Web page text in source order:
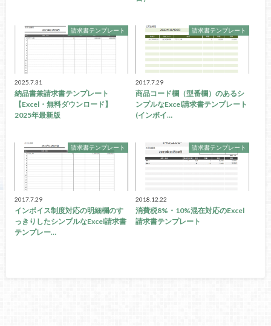
請求書テンプレート
2025.7.31
納品書兼請求書テンプレート
【Excel・無料ダウンロード】
2025年最新版
請求書テンプレート
2017.7.29
商品コード欄（型番欄）のあるシ
ンプルなExcel請求書テンプレート
(インボイ…
請求書テンプレート
2017.7.29
インボイス制度対応の明細欄のす
っきりしたシンプルなExcel請求書
テンプレー…
請求書テンプレート
2018.12.22
消費税8%・10%混在対応のExcel
請求書テンプレート